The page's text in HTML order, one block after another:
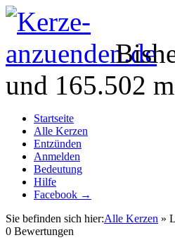
und 165.502
Startseite
Alle Kerzen
Entzünden
Anmelden
Bedeutung
Hilfe
Facebook →
Sie befinden sich hier:Alle Kerzen »
0 Bewertungen